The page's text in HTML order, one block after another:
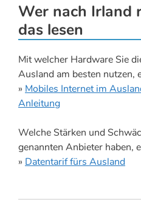
Wer nach Irland
das lesen
Mit welcher Hardware Sie
Ausland am besten nutzen,
» Mobiles Internet im
Anleitung
Welche Stärken und
genannten Anbieter haben,
» Datentarif fürs Ausland